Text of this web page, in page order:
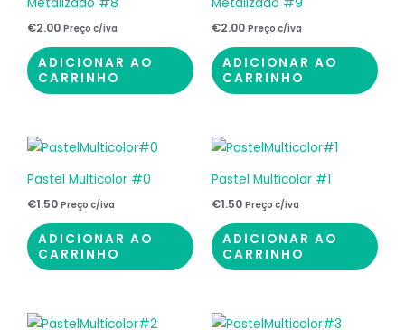
€2.00 Preço c/iva
ADICIONAR AO
CARRINHO
€2.00 Preço c/iva
ADICIONAR AO
CARRINHO
Pastel Multicolor #0
€1.50 Preço c/iva
ADICIONAR AO
CARRINHO
Pastel Multicolor #1
€1.50 Preço c/iva
ADICIONAR AO
CARRINHO